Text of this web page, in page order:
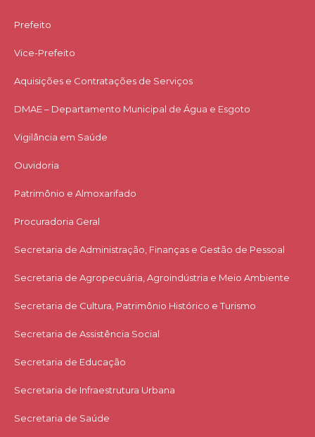
Prefeito
Vice-Prefeito
Aquisições e Contratações de Serviços​
DMAE – Departamento Municipal de Água e Esgoto
Vigilância em Saúde
Ouvidoria
Patrimônio e Almoxarifado
Procuradoria Geral
Secretaria de Administração, Finanças e Gestão de Pessoal
Secretaria de Agropecuária, Agroindústria e Meio Ambiente
Secretaria de Cultura, Patrimônio Histórico e Turismo
Secretaria de Assistência Social
Secretaria de Educação
Secretaria de Infraestrutura Urbana
Secretaria de Saúde